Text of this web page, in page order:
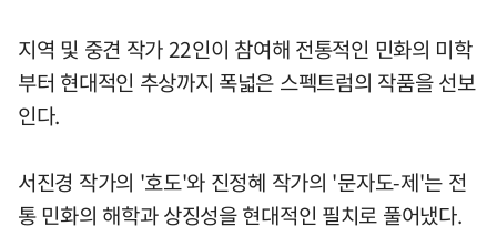
지역 및 중견 작가 22인이 참여해 전통적인 민화의 미학
부터 현대적인 추상까지 폭넓은 스펙트럼의 작품을 선보
인다.
서진경 작가의 '호도'와 진정혜 작가의 '문자도-제'는 전
통 민화의 해학과 상징성을 현대적인 필치로 풀어냈다.